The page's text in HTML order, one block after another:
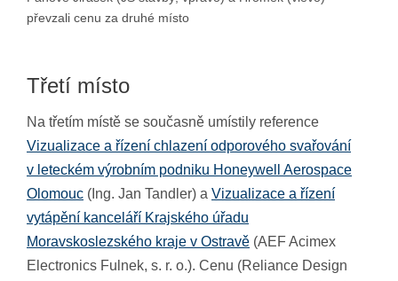
převzali cenu za druhé místo
Třetí místo
Na třetím místě se současně umístily reference
Vizualizace a řízení chlazení odporového svařování
v leteckém výrobním podniku Honeywell Aerospace
Olomouc (Ing. Jan Tandler) a Vizualizace a řízení
vytápění kanceláří Krajského úřadu
Moravskoslezského kraje v Ostravě (AEF Acimex
Electronics Fulnek, s. r. o.). Cenu (Reliance Design